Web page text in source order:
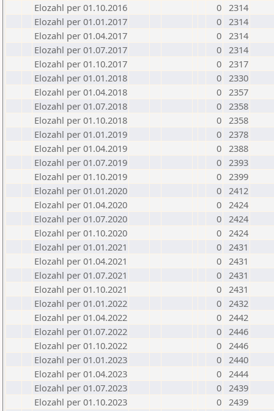
Elozahl per 01.10.2016
0 2314
Elozahl per 01.01.2017
0 2314
Elozahl per 01.04.2017
0 2314
Elozahl per 01.07.2017
0 2314
Elozahl per 01.10.2017
0 2317
Elozahl per 01.01.2018
0 2330
Elozahl per 01.04.2018
0 2357
Elozahl per 01.07.2018
0 2358
Elozahl per 01.10.2018
0 2358
Elozahl per 01.01.2019
0 2378
Elozahl per 01.04.2019
0 2388
Elozahl per 01.07.2019
0 2393
Elozahl per 01.10.2019
0 2399
Elozahl per 01.01.2020
0 2412
Elozahl per 01.04.2020
0 2424
Elozahl per 01.07.2020
0 2424
Elozahl per 01.10.2020
0 2424
Elozahl per 01.01.2021
0 2431
Elozahl per 01.04.2021
0 2431
Elozahl per 01.07.2021
0 2431
Elozahl per 01.10.2021
0 2431
Elozahl per 01.01.2022
0 2432
Elozahl per 01.04.2022
0 2442
Elozahl per 01.07.2022
0 2446
Elozahl per 01.10.2022
0 2446
Elozahl per 01.01.2023
0 2440
Elozahl per 01.04.2023
0 2444
Elozahl per 01.07.2023
0 2439
Elozahl per 01.10.2023
0 2439